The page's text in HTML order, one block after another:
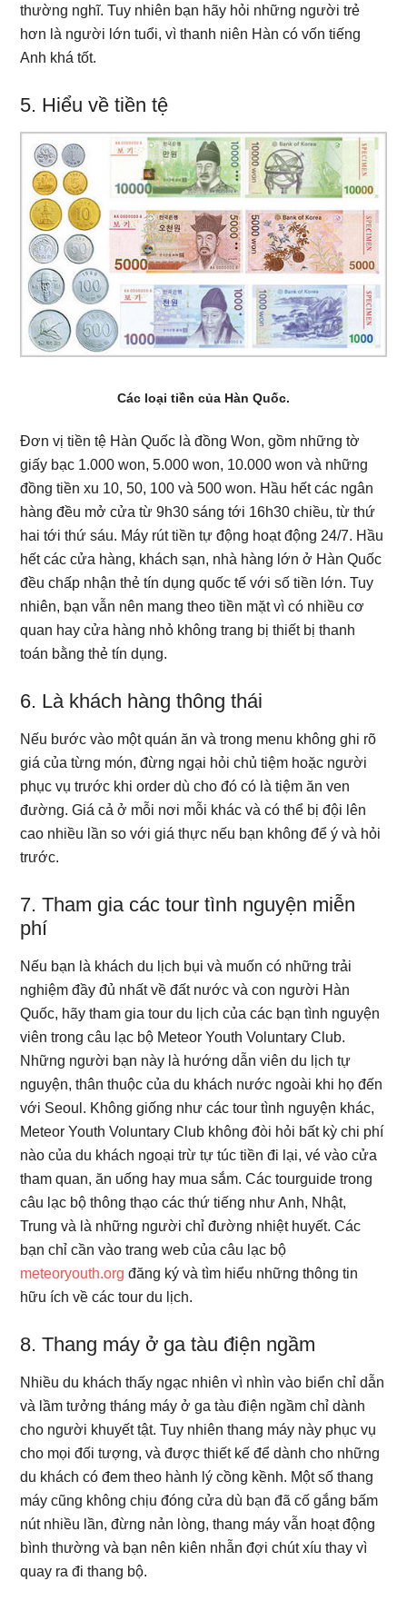
thường nghĩ. Tuy nhiên bạn hãy hỏi những người trẻ
hơn là người lớn tuổi, vì thanh niên Hàn có vốn tiếng
Anh khá tốt.
5. Hiểu về tiền tệ
Các loại tiền của Hàn Quốc.
Đơn vị tiền tệ Hàn Quốc là đồng Won, gồm những tờ
giấy bạc 1.000 won, 5.000 won, 10.000 won và những
đồng tiền xu 10, 50, 100 và 500 won. Hầu hết các ngân
hàng đều mở cửa từ 9h30 sáng tới 16h30 chiều, từ thứ
hai tới thứ sáu. Máy rút tiền tự động hoạt động 24/7. Hầu
hết các cửa hàng, khách sạn, nhà hàng lớn ở Hàn Quốc
đều chấp nhận thẻ tín dụng quốc tế với số tiền lớn. Tuy
nhiên, bạn vẫn nên mang theo tiền mặt vì có nhiều cơ
quan hay cửa hàng nhỏ không trang bị thiết bị thanh
toán bằng thẻ tín dụng.
6. Là khách hàng thông thái
Nếu bước vào một quán ăn và trong menu không ghi rõ
giá của từng món, đừng ngại hỏi chủ tiệm hoặc người
phục vụ trước khi order dù cho đó có là tiệm ăn ven
đường. Giá cả ở mỗi nơi mỗi khác và có thể bị đội lên
cao nhiều lần so với giá thực nếu bạn không để ý và hỏi
trước.
7. Tham gia các tour tình nguyện miễn
phí
Nếu bạn là khách du lịch bụi và muốn có những trải
nghiệm đầy đủ nhất về đất nước và con người Hàn
Quốc, hãy tham gia tour du lịch của các bạn tình nguyện
viên trong câu lạc bộ Meteor Youth Voluntary Club.
Những người bạn này là hướng dẫn viên du lịch tự
nguyện, thân thuộc của du khách nước ngoài khi họ đến
với Seoul. Không giống như các tour tình nguyện khác,
Meteor Youth Voluntary Club không đòi hỏi bất kỳ chi phí
nào của du khách ngoại trừ tự túc tiền đi lại, vé vào cửa
tham quan, ăn uống hay mua sắm. Các tourguide trong
câu lạc bộ thông thạo các thứ tiếng như Anh, Nhật,
Trung và là những người chỉ đường nhiệt huyết. Các
bạn chỉ cần vào trang web của câu lạc bộ
meteoryouth.org đăng ký và tìm hiểu những thông tin
hữu ích về các tour du lịch.
8. Thang máy ở ga tàu điện ngầm
Nhiều du khách thấy ngạc nhiên vì nhìn vào biển chỉ dẫn
và lầm tưởng tháng máy ở ga tàu điện ngầm chỉ dành
cho người khuyết tật. Tuy nhiên thang máy này phục vụ
cho mọi đối tượng, và được thiết kế để dành cho những
du khách có đem theo hành lý cồng kềnh. Một số thang
máy cũng không chịu đóng cửa dù bạn đã cố gắng bấm
nút nhiều lần, đừng nản lòng, thang máy vẫn hoạt động
bình thường và bạn nên kiên nhẫn đợi chút xíu thay vì
quay ra đi thang bộ.